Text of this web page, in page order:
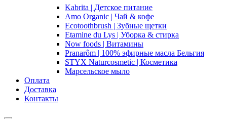
Kabrita | Детское питание
Amo Organic | Чай & кофе
Ecotoothbrush | Зубные щетки
Etamine du Lys | Уборка & стирка
Now foods | Витамины
Pranarôm | 100% эфирные масла Бельгия
STYX Naturcosmetic | Косметика
Марсельское мыло
Оплата
Доставка
Контакты